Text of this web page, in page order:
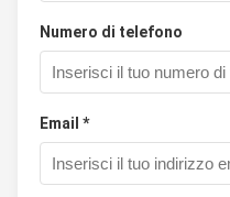
Numero di telefono
Email *